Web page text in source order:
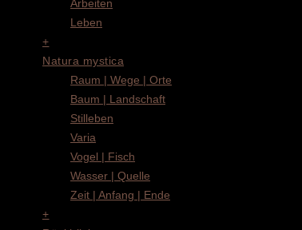
Arbeiten
Leben
+
Natura mystica
Raum | Wege | Orte
Baum | Landschaft
Stilleben
Varia
Vogel | Fisch
Wasser | Quelle
Zeit | Anfang | Ende
+